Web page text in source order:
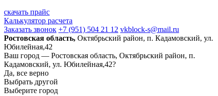
скачать прайс
Калькулятор расчета
Заказать звонок +7 (951) 504 21 12 vkblock-s@mail.ru
Ростовская область, Октябрьский район, п. Кадамовский, ул.
Юбилейная,42
Ваш город — Ростовская область, Октябрьский район, п.
Кадамовский, ул. Юбилейная,42?
Да, все верно
Выбрать другой
Выберите город